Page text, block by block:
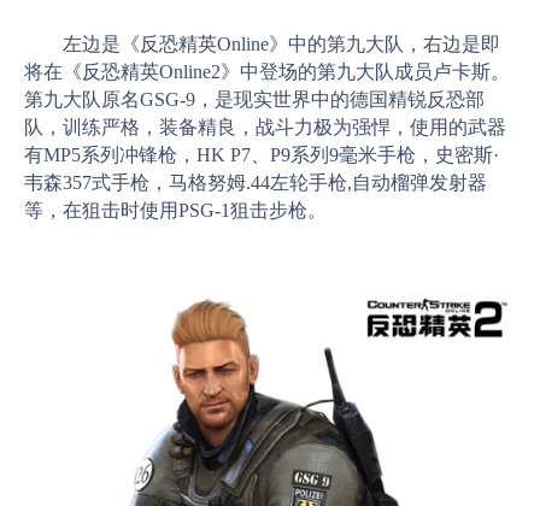
左边是《反恐精英Online》中的第九大队，右边是即
将在《反恐精英Online2》中登场的第九大队成员卢卡斯。
第九大队原名GSG-9，是现实世界中的德国精锐反恐部
队，训练严格，装备精良，战斗力极为强悍，使用的武器
有MP5系列冲锋枪，HK P7、P9系列9毫米手枪，史密斯·
韦森357式手枪，马格努姆.44左轮手枪,自动榴弹发射器
等，在狙击时使用PSG-1狙击步枪。